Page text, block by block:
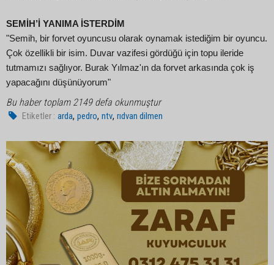
SEMİH’İ YANIMA İSTERDİM
"Semih, bir forvet oyuncusu olarak oynamak istediğim bir oyuncu.
Çok özellikli bir isim. Duvar vazifesi gördüğü için topu ileride
tutmamızı sağlıyor. Burak Yılmaz'ın da forvet arkasında çok iş
yapacağını düşünüyorum"
Bu haber toplam 2149 defa okunmuştur
Etiketler : arda,pedro,ntv,rıdvan dilmen